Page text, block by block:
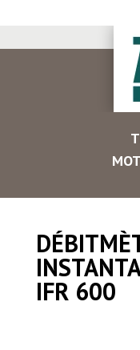
IFR 600